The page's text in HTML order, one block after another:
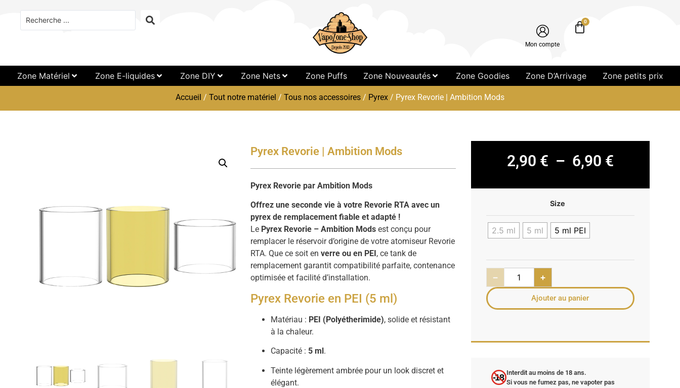
Mon compte
0
Zone Matériel Zone E-liquides Zone DIY Zone Nets Zone Puffs Zone Nouveautés Zone Goodies Zone D’Arrivage Zone petits prix
Accueil / Tout notre matériel / Tous nos accessoires / Pyrex / Pyrex Revorie | Ambition Mods
Pyrex Revorie | Ambition Mods
Pyrex Revorie par Ambition Mods
Offrez une seconde vie à votre Revorie RTA avec un
pyrex de remplacement fiable et adapté !
Le Pyrex Revorie – Ambition Mods est conçu pour
remplacer le réservoir d’origine de votre atomiseur Revorie
RTA. Que ce soit enverre ou en PEI , ce tank de
remplacement garantit compatibilité parfaite, contenance
optimisée et facilité d’installation.
Pyrex Revorie en PEI (5 ml)
Matériau : PEI (Polyétherimide), solide et résistant
à la chaleur.
Capacité : 5 ml .
Teinte légèrement ambrée pour un look discret et
élégant.
2,90 € – 6,90 €
Size
2.5 ml 5 ml 5 ml PEI
− +
Ajouter au panier
-18 Interdit au moins de 18 ans.
Si vous ne fumez pas, ne vapoter pas